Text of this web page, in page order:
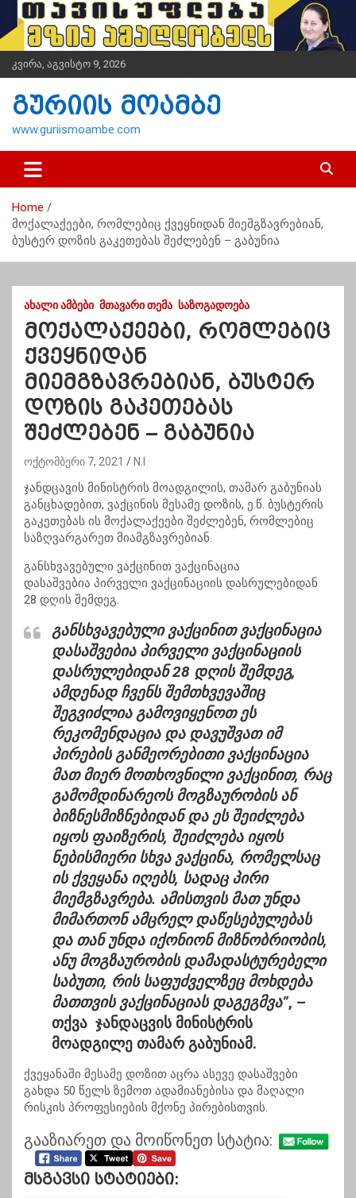
i
t
n
კვირა, აგვისტო 9, 2026
გურიის მოამბე
www.guriismoambe.com
Home
მოქალაქეები, რომლებიც ქვეყნიდან მიემგზავრებიან,
ბუსტერ დოზის გაკეთებას შეძლებენ – გაბუნია
ᲐᲮᲐᲚᲘ ᲐᲛᲑᲔᲑᲘ ᲛᲗᲐᲕᲐᲠᲘ ᲗᲔᲛᲐ ᲡᲐᲖᲝᲒᲐᲓᲝᲔᲑᲐ
მოქალაქეები, რომლებიც
ქვეყნიდან
მიემგზავრებიან, ბუსტერ
დოზის გაკეთებას
შეძლებენ – გაბუნია
ოქტომბერი 7, 2021 N.I
ჯანდცავის მინისტრის მოადგილის, თამარ გაბუნიას
განცხადებით, ვაქცინის მესამე დოზის, ე.წ. ბუსტერის
გაკეთებას ის მოქალაქეები შეძლებენ, რომლებიც
საზღვარგარეთ მიამგზავრებიან.
განსხვავებული ვაქცინით ვაქცინაცია
დასაშვებია პირველი ვაქცინაციის დასრულებიდან
28 დღის შემდეგ.
განსხვავებული ვაქცინით ვაქცინაცია
დასაშვებია პირველი ვაქცინაციის
დასრულებიდან 28 დღის შემდეგ,
ამდენად ჩვენს შემთხვევაშიც
შეგვიძლია გამოვიყენოთ ეს
რეკომენდაცია და დავუშვათ იმ
პირების განმეორებითი ვაქცინაცია
მათ მიერ მოთხოვნილი ვაქცინით, რაც
გამომდინარეოს მოგზაურობის ან
ბიზნესმიზნებიდან და ეს შეიძლება
იყოს ფაიზერის, შეიძლება იყოს
ნებისმიერი სხვა ვაქცინა, რომელსაც
ის ქვეყანა იღებს, სადაც პირი
მიემგზავრება. ამისთვის მათ უნდა
მიმართონ ამცრელ დაწესებულებას
და თან უნდა იქონიონ მიზნობრიობის,
ანუ მოგზაურობის დამადასტურებელი
საბუთი, რის საფუძველზეც მოხდება
მათთვის ვაქცინაციას დაგეგმვა”, –
თქვა ჯანდაცვის მინისტრის
მოადგილე თამარ გაბუნიამ.
ქვეყანაში მესამე დოზით აცრა ასევე დასაშვები
გახდა 50 წელს ზემოთ ადამიანებისა და მაღალი
რისკის პროფესიების მქონე პირებისთვის.
გააზიარეთ და მოიწონეთ სტატია:
Მსგავსი Სტატიები: